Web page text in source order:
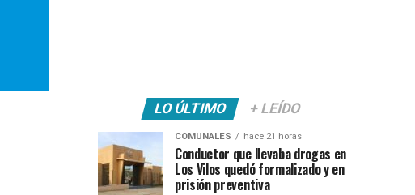
LO ÚLTIMO + LEÍDO
COMUNALES hace 21 horas
Conductor que llevaba drogas en
Los Vilos quedó formalizado y en
prisión preventiva